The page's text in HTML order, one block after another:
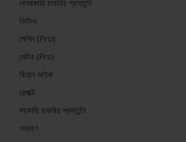
বেসরকারি চাকরির প্রস্তুতি
ভিডিও
মেশিন (Pro)
মোটর (Pro)
রিয়েল ভাইবা
রেজাল্ট
সরকারি চাকরির প্রস্তুতি
সাধারণ